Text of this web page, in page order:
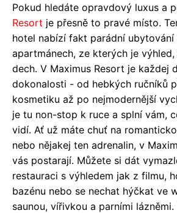
Pokud hledáte opravdový luxus a
Resort je přesně to pravé místo.
hotel nabízí fakt parádní
apartmánech, ze kterých je
dech. V Maximus Resort je každej
dokonalosti - od hebkých ručníků
kosmetiku až po nejmodernější
je tu non-stop k ruce a splní vám,
vidí. Ať už máte chuť na
nebo nějakej ten adrenalin, v
vás postarají. Můžete si dát
restauraci s výhledem jak z filmu,
bazénu nebo se nechat hýčkat ve
saunou, vířivkou a parními